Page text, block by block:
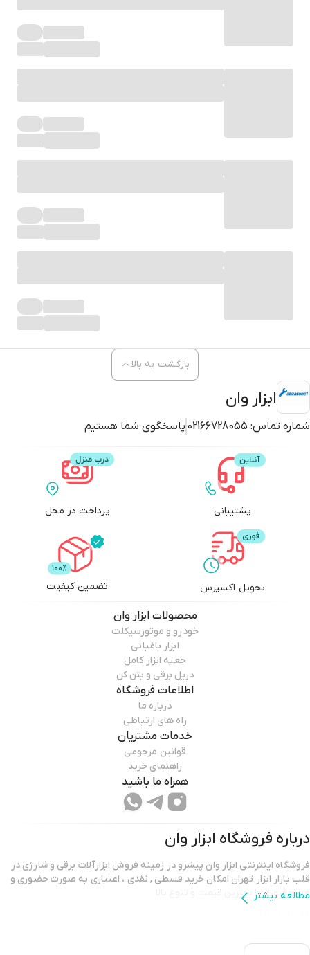
ابزار وان
شماره تماس: 02166728055 پاسخگوی شما هستیم
بازگشت به بالا
پشتیبانی پرداخت در محل
تحویل اکسپرس تضمین کیفیت
محصولاتابزار وان
خودرو و موتورسیکلت
ابزار باغبانی
جعبه ابزار کامل
دریل برقی و بتن کن
اطلاعات فروشگاه
درباره ما
راه های ارتباطی
خدمات مشتریان
قوانین مرجوعی
راهنمای خرید
همراه ما باشید
درباره فروشگاه ابزار وان
فروشگاه اینترنتی ابزار وان پیشرو در زمینه فروش ابزارآلات برقی و شارژی در
قلب بازار ابزار تهران امکان خرید قسطی , نقدی ، اعتباری به صورت حضوری و
غیر حضوری با بهترین قیمت و تنوع بالا
09120418347
مطالعه بیشتر